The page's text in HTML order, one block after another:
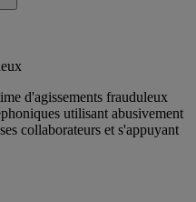
d'agissements frauduleux
utilisant abusivement
collaborateurs et s'appuyant